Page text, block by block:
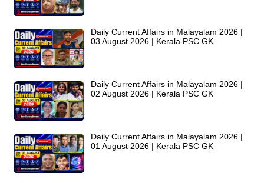
Daily Current Affairs in Malayalam 2026 |
03 August 2026 | Kerala PSC GK
Daily Current Affairs in Malayalam 2026 |
02 August 2026 | Kerala PSC GK
Daily Current Affairs in Malayalam 2026 |
01 August 2026 | Kerala PSC GK